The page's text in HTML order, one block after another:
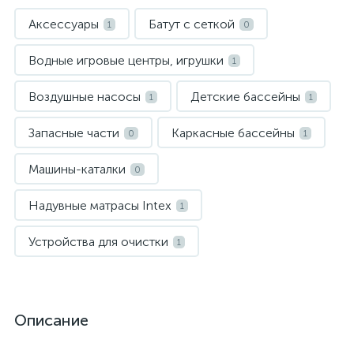
Аксессуары 1 Батут с сеткой 0
Водные игровые центры, игрушки 1
Воздушные насосы 1 Детские бассейны 1
Запасные части 0 Каркасные бассейны 1
Машины-каталки 0
Надувные матрасы Intex 1
Устройства для очистки 1
Описание